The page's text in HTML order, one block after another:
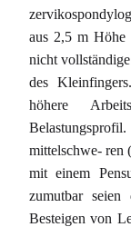
aus 2,5 m
nicht
des
höhere
mittelschwe- ren
mit einem
zumutbar seien
Besteigen von